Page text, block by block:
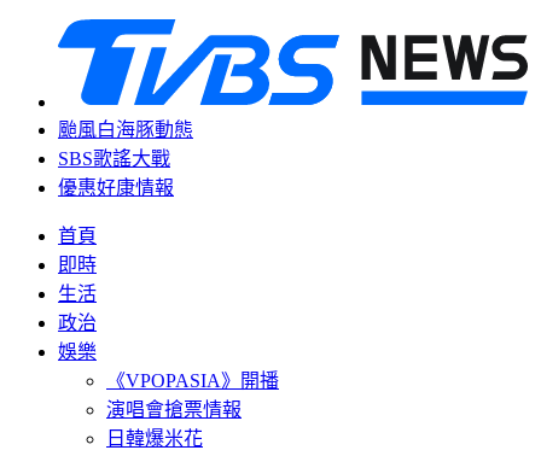
颱風白海豚動態
SBS歌謠大戰
優惠好康情報
首頁
即時
生活
政治
娛樂
《VPOPASIA》開播
演唱會搶票情報
日韓爆米花